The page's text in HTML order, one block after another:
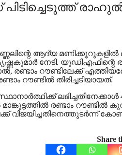
പിടിച്ചെടുത്ത്
ആദ്യ മണിക്കൂറുകളില്‍
നേടി. യുഡിഎഫിന്റെ
രണ്ടാം റൗണ്ടിലേക്ക്
റൗണ്ടില്‍ തിരിച്ചടിയായത്.
ലഭിച്ചതിനേക്കാള്‍
മാങ്കൂട്ടത്തില്‍ രണ്ടാം
വിജയിച്ചതിനെത്തുടര്‍ന്ന്
Share